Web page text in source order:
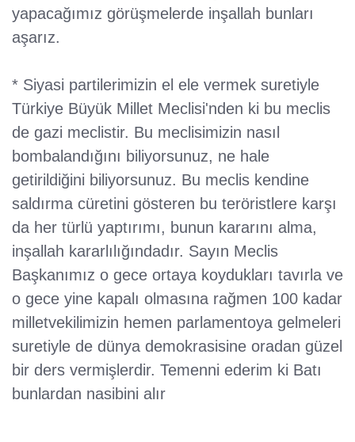
yapacağımız görüşmelerde inşallah bunları
aşarız.
* Siyasi partilerimizin el ele vermek suretiyle
Türkiye Büyük Millet Meclisi'nden ki bu meclis
de gazi meclistir. Bu meclisimizin nasıl
bombalandığını biliyorsunuz, ne hale
getirildiğini biliyorsunuz. Bu meclis kendine
saldırma cüretini gösteren bu teröristlere karşı
da her türlü yaptırımı, bunun kararını alma,
inşallah kararlılığındadır. Sayın Meclis
Başkanımız o gece ortaya koydukları tavırla ve
o gece yine kapalı olmasına rağmen 100 kadar
milletvekilimizin hemen parlamentoya gelmeleri
suretiyle de dünya demokrasisine oradan güzel
bir ders vermişlerdir. Temenni ederim ki Batı
bunlardan nasibini alır